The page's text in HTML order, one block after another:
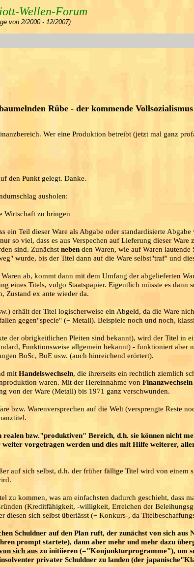
Wellen-Forum
von 2/2000 - 12/2007)
Rübe - der kommende Vollsozialismus
Wer eine Produktion betreibt (jetzt mal ganz
den Punkt gelegt. Danke.
ausholen:
Wirtschaft zu bringen
ein Teil dieser Ware als Abgabe oder standardisierte
so viel, dass es aus Verspechen auf Lieferung dieser Ware
sind. Zunächst neben den Waren, wie auf Waren lautende
wurde, bis der Titel dann auf die Ware selbst"traf" und
ab, kommt dann mit dem Umfang der abgelieferten
eines Titels, vulgo Staatspapier. Eigentlich müsste es dann
Zustand ex ante wieder da.
erhält der Titel logischerweise ein Abgeld, da die Ware
gegen"specie" (= Metall). Beispiele noch und noch,
der obrigkeitlichen Pleiten sind bekannt), wird der Titel in
Funktionsweise allgemein bekannt) - funktioniert aber
BoSc, BoE usw. (auch hinreichend erörtert).
mit Handelswechseln, die ihrerseits ein rechtlich ziemlich
waren. Mit der Hereinnahme von Finanzwechseln
von der Ware (Metall) bis 1971 ganz verschwunden.
bzw. Warenversprechen auf die Welt (versprengte Reste
realen bzw."produktiven" Bereich, d.h. sie können nicht
vorgetragen werden und dies mit Hilfe weiterer,
auf sich selbst, d.h. der früher fällige Titel wird von einem
zu kommen, was am einfachsten dadurch geschieht, dass
(Kreditfähigkeit, -willigkeit, Erreichen der
diesen sich selbst überlässt (= Konkurs-, da
Schuldner auf den Plan ruft, der zunächst von sich aus
prompt startete), dann aber mehr und mehr dazu
sich aus zu initiieren (="Konjunkturprogramme"), um
privater Schuldner zu landen (der